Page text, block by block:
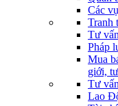
Các
Tranh
Tư
Pháp
Mua
giới,
Tư
Lao